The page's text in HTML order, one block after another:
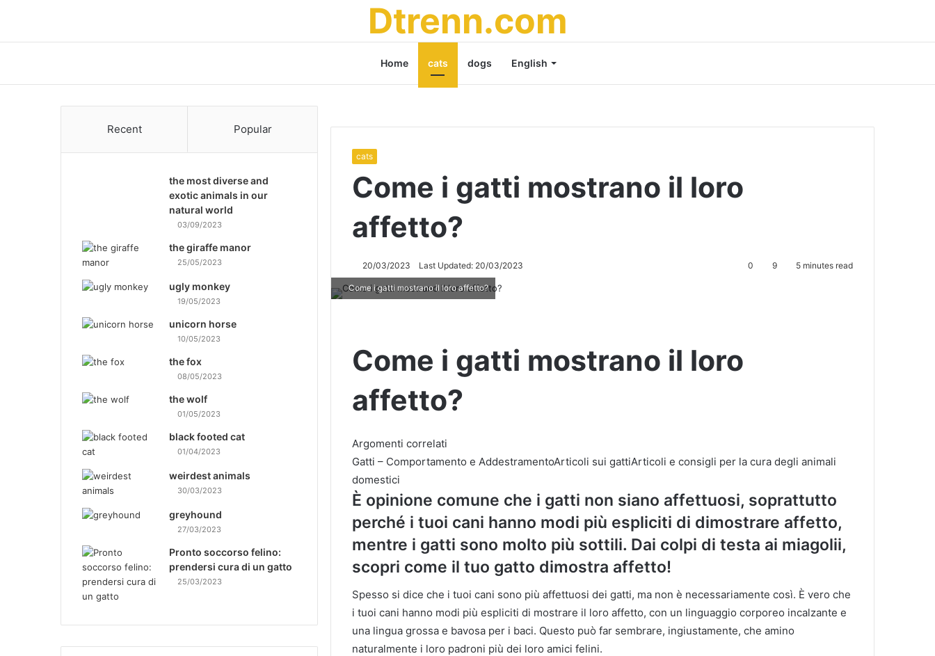
Dtrenn.com
Home cats dogs English
cats
Come i gatti mostrano il loro
affetto?
20/03/2023 Last Updated: 20/03/2023 0 9 5 minutes read
Come i gatti mostrano il loro affetto?
Come i gatti mostrano il loro
affetto?
Argomenti correlati
Gatti – Comportamento e AddestramentoArticoli sui gattiArticoli e consigli per la cura degli animali
domestici
È opinione comune che i gatti non siano affettuosi, soprattutto
perché i tuoi cani hanno modi più espliciti di dimostrare affetto,
mentre i gatti sono molto più sottili. Dai colpi di testa ai miagolii,
scopri come il tuo gatto dimostra affetto!
Spesso si dice che i tuoi cani sono più affettuosi dei gatti, ma non è necessariamente così. È vero che
i tuoi cani hanno modi più espliciti di mostrare il loro affetto, con un linguaggio corporeo incalzante e
una lingua grossa e bavosa per i baci. Questo può far sembrare, ingiustamente, che amino
naturalmente i loro padroni più dei loro amici felini.
Recent Popular
the most diverse and
exotic animals in our
natural world
03/09/2023
the giraffe manor
25/05/2023
ugly monkey
19/05/2023
unicorn horse
10/05/2023
the fox
08/05/2023
the wolf
01/05/2023
black footed cat
01/04/2023
weirdest animals
30/03/2023
greyhound
27/03/2023
Pronto soccorso felino:
prendersi cura di un gatto
25/03/2023